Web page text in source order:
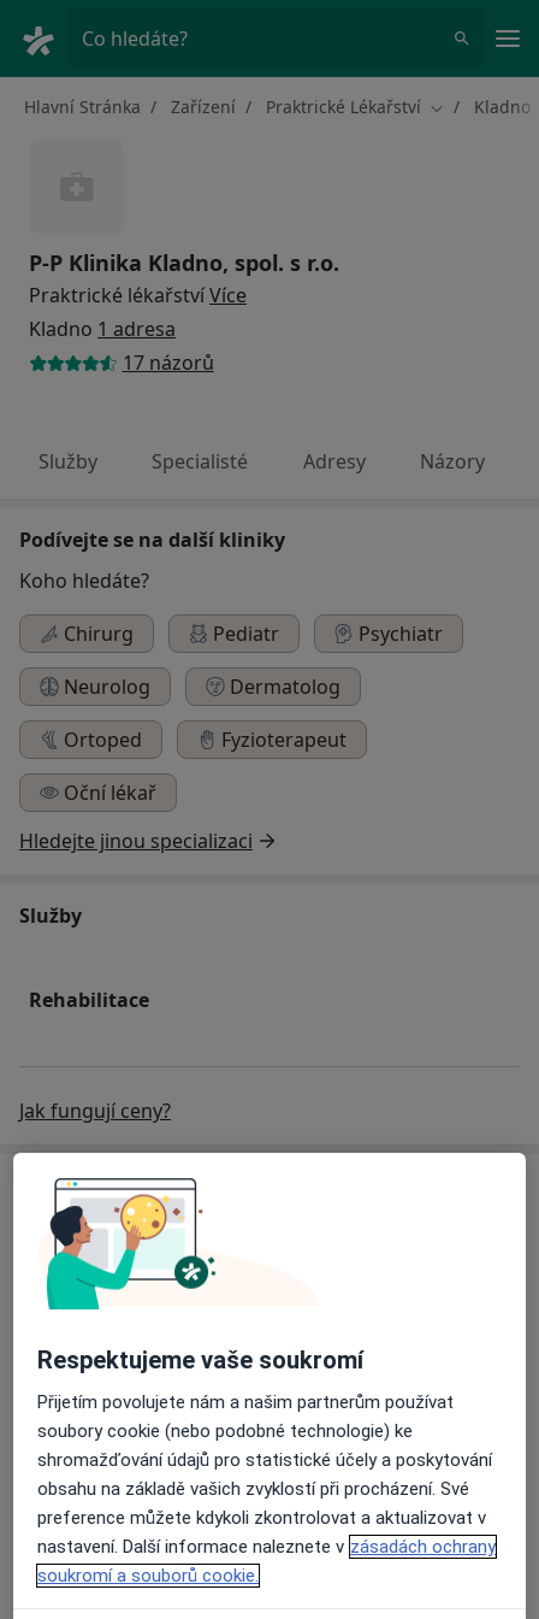
Co hledáte?
Hlavní Stránka Zařízení Praktrické Lékařství Změna města
Kladno
P-P Klinika Kladno, spol. s r.o.
Praktrické lékařstvíVíce
Kladno 1 adresa
17 názorů
Služby Specialisté Adresy Názory
Podívejte se na další kliniky
Koho hledáte?
Chirurg
Pediatr
Psychiatr
Neurolog
Dermatolog
Ortoped
Fyzioterapeut
Oční lékař
Hledejte jinou specializaci
Služby
Rehabilitace
Jak fungují ceny?
Specialisté
Praktický lékař
MUDr. Věra Havlíčková
19 názorů
MUDr. Petr Chodounský
Praktický lékař
18 názorů
Respektujeme vaše soukromí
Přijetím povolujete nám a našim partnerům používat
soubory cookie (nebo podobné technologie) ke
shromažďování údajů pro statistické účely a poskytování
obsahu na základě vašich zvyklostí při procházení. Své
preference můžete kdykoli zkontrolovat a aktualizovat v
nastavení. Další informace naleznete v zásadách ochrany
soukromí a souborů cookie.